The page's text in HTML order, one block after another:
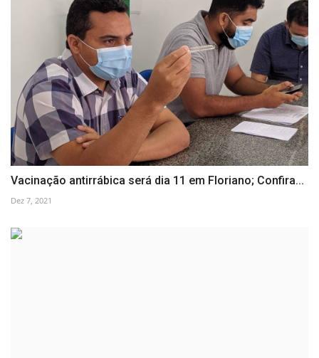
Vacinação antirrábica será dia 11 em Floriano; Confira...
Dez 7, 2021